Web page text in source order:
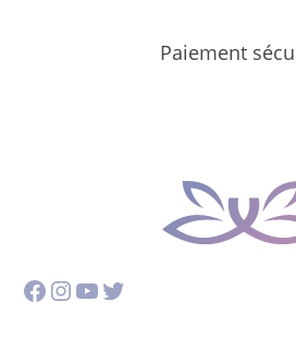
Paiement
Facebook
Instagram
YouTube
Twitter